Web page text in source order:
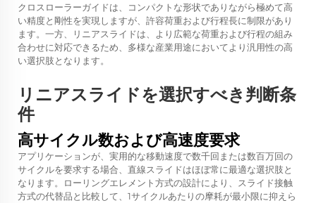
クロスローラーガイドは、コンパクトな形状でありながら極めて高
い精度と剛性を実現しますが、許容荷重および行程長に制限があり
ます。一方、リニアスライドは、より広範な荷重および行程の組み
合わせに対応できるため、多様な産業用途においてより汎用性の高
い選択肢となります。
リニアスライドを選択すべき判断条
件
高サイクル数および高速度要求
アプリケーションが、実用的な移動速度で数千回または数百万回の
サイクルを要求する場合、直線スライドはほぼ常に最適な選択肢と
なります。ローリングエレメント方式の設計により、スライド接触
方式の代替品と比較して、1サイクルあたりの摩耗が最小限に抑えら